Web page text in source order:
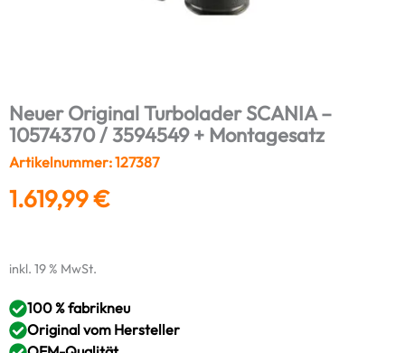
Neuer Original Turbolader SCANIA –
10574370 / 3594549 + Montagesatz
Artikelnummer: 127387
1.619,99€
inkl. 19 % MwSt.
100 % fabrikneu
Original vom Hersteller